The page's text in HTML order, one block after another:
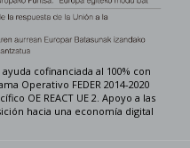
cofinanciada al 100% con
Operativo FEDER 2014-2020
OE REACT UE 2. Apoyo a las
hacia una economía digital